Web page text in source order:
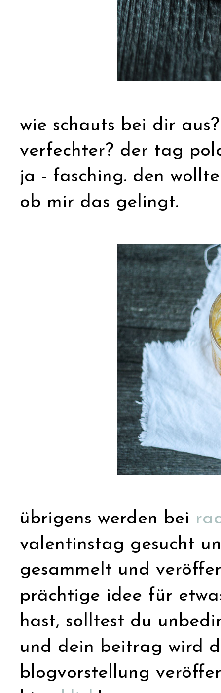
wie schauts bei dir
verfechter? der tag
ja - fasching. den
ob mir das gelingt.
übrigens werden bei
valentinstag gesucht
gesammelt und
prächtige idee für
hast, solltest du
und dein beitrag wird
blogvorstellung